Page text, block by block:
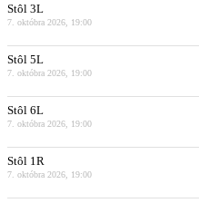
Stôl 3L
7. októbra 2026, 19:00
Stôl 5L
7. októbra 2026, 19:00
Stôl 6L
7. októbra 2026, 19:00
Stôl 1R
7. októbra 2026, 19:00